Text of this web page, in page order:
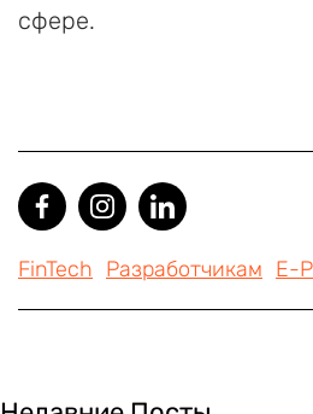
сфере.
FinTech Разработчикам E-